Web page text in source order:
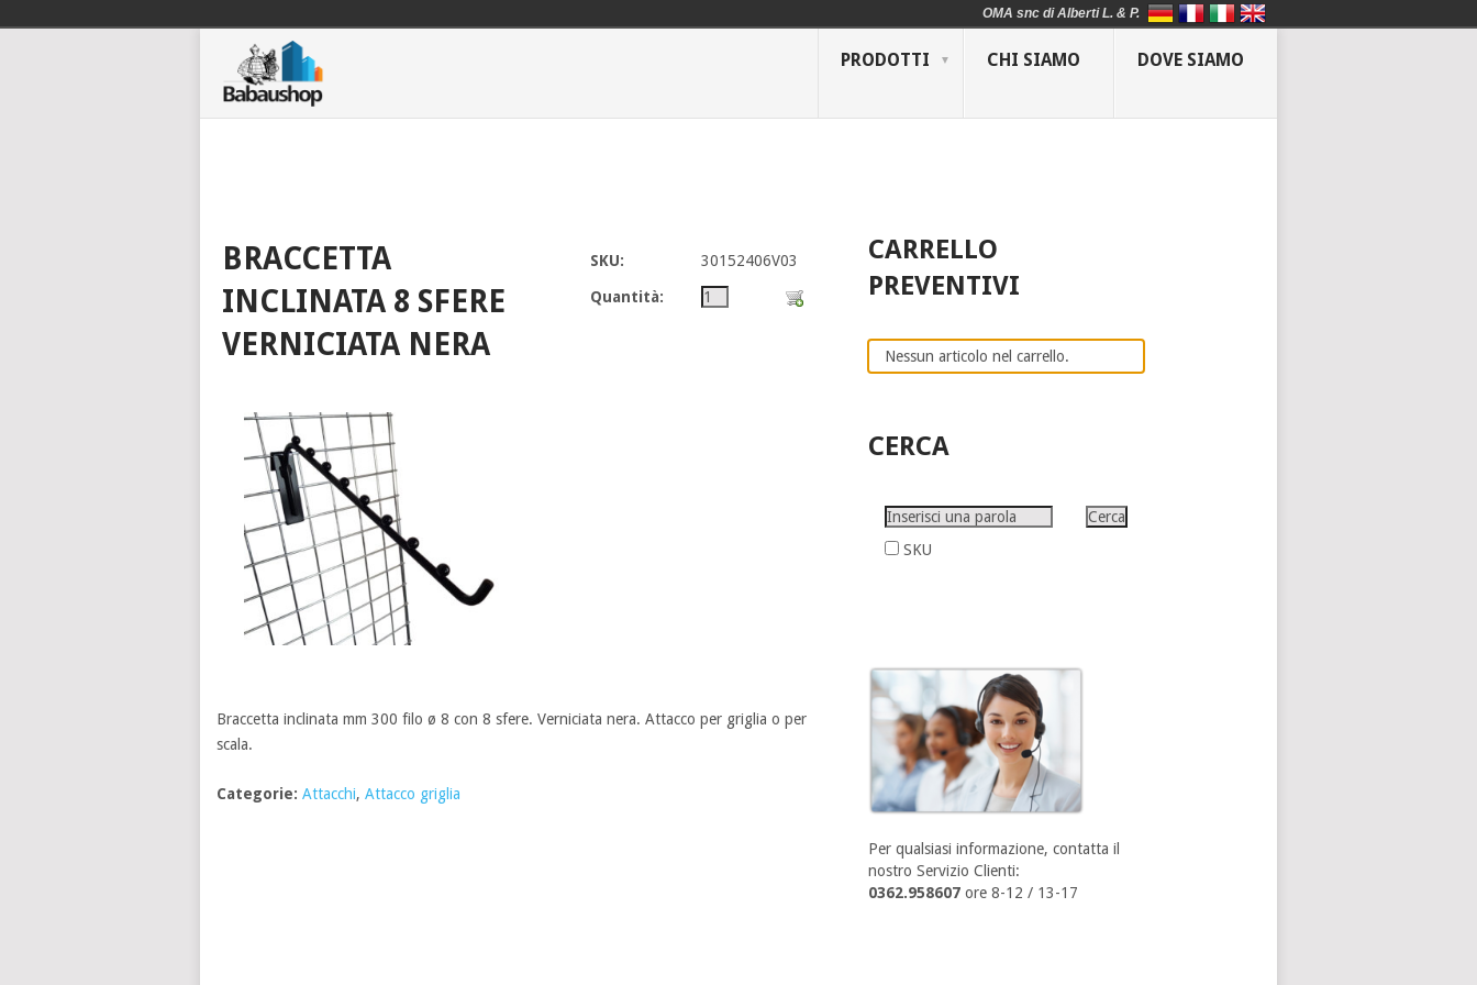
PRODOTTI CHI SIAMO DOVE SIAMO
BRACCETTA
INCLINATA 8 SFERE
VERNICIATA NERA
SKU: 30152406V03
Quantità:
Braccetta inclinata mm 300 filo ø 8 con 8 sfere. Verniciata nera. Attacco per griglia o per
scala.
Categorie: Attacchi, Attacco griglia
CARRELLO
PREVENTIVI
Nessun articolo nel carrello.
CERCA
SKU
Per qualsiasi informazione, contatta il
nostro Servizio Clienti:
0362.958607 ore 8-12 / 13-17
OMA snc di Alberti L. & P.